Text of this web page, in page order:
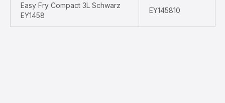
Easy Fry Compact 3L Schwarz
EY1458
EY145810